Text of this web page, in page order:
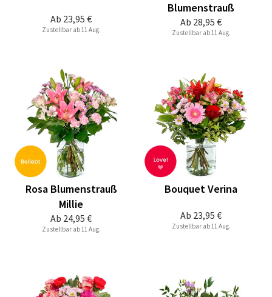
Ab 23,95 €
Zustellbar ab 11 Aug.
Ab 28,95 €
Blumenstrauß
Zustellbar ab 11 Aug.
Ab 24,95 €
Rosa Blumenstrauß
Millie
Zustellbar ab 11 Aug.
Ab 23,95 €
Bouquet Verina
Zustellbar ab 11 Aug.